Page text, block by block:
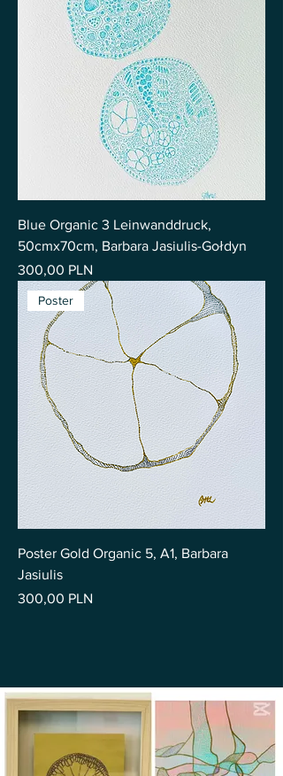
Blue Organic 3 Leinwanddruck,
50cmx70cm, Barbara Jasiulis-Gołdyn
Preis
300,00 PLN
Poster
Poster Gold Organic 5, A1, Barbara
Jasiulis
Preis
300,00 PLN